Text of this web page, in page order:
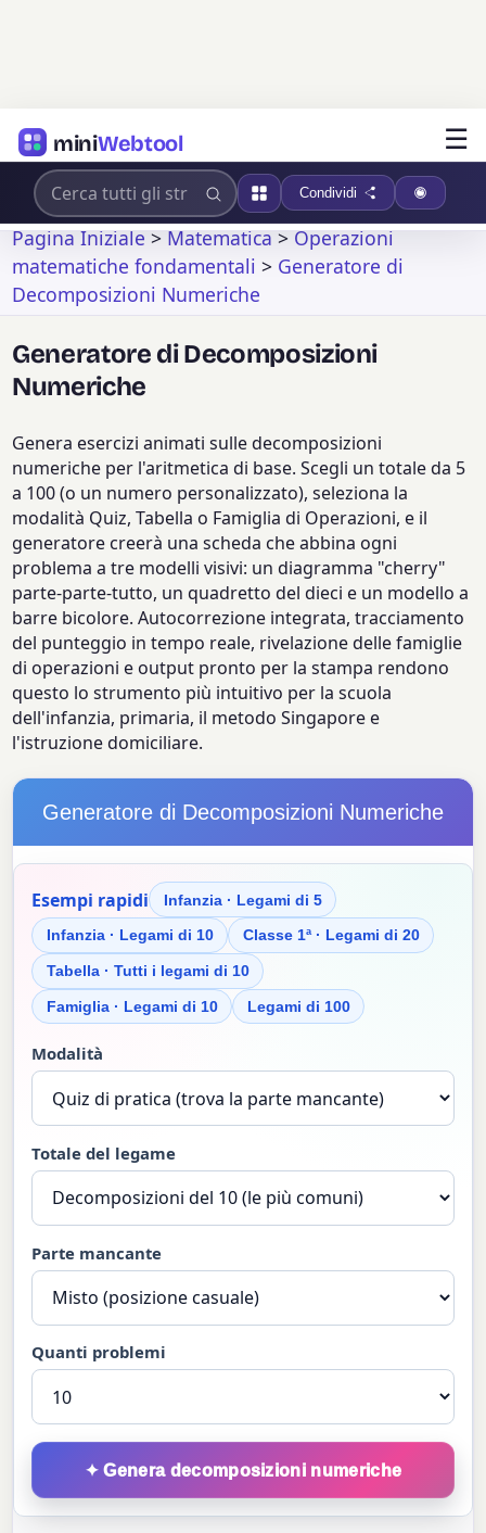
miniWebtool ☰
Condividi
Pagina Iniziale>Matematica>Operazioni
matematiche fondamentali > Generatore di
Decomposizioni Numeriche
Generatore di Decomposizioni
Numeriche
Genera esercizi animati sulle decomposizioni
numeriche per l'aritmetica di base. Scegli un totale da 5
a 100 (o un numero personalizzato), seleziona la
modalità Quiz, Tabella o Famiglia di Operazioni, e il
generatore creerà una scheda che abbina ogni
problema a tre modelli visivi: un diagramma "cherry"
parte-parte-tutto, un quadretto del dieci e un modello a
barre bicolore. Autocorrezione integrata, tracciamento
del punteggio in tempo reale, rivelazione delle famiglie
di operazioni e output pronto per la stampa rendono
questo lo strumento più intuitivo per la scuola
dell'infanzia, primaria, il metodo Singapore e
l'istruzione domiciliare.
Generatore di Decomposizioni Numeriche
Esempi rapidi Infanzia · Legami di 5
Infanzia · Legami di 10 Classe 1ª · Legami di 20
Tabella · Tutti i legami di 10
Famiglia · Legami di 10 Legami di 100
Modalità
Totale del legame
Parte mancante
Quanti problemi
✦ Genera decomposizioni numeriche